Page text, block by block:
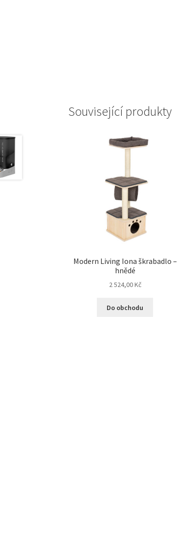
Související produkty
Modern Living Iona škrabadlo –
hnědé
2 524,00Kč
Do obchodu